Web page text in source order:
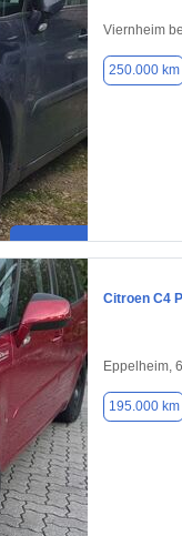
Viernheim
250.000 km
Citroen C4
Eppelheim,
195.000 km